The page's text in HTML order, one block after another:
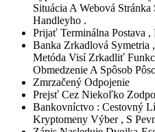
Situácia A Webová
Handleyho .
Prijať Terminálna Postava
Banka Zrkadlová
Metóda Visí Zrkadliť
Obmedzenie A Spôsob
Zmrzačený Odpojenie
Prejsť Cez Niekoľko
Bankovníctvo : Cestovný
Kryptomeny Výber , S